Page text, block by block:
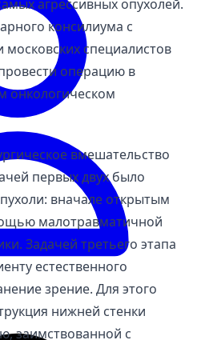
агрессивных опухолей.
консилиума с
московских специалистов
операцию в
онкологическом
вмешательство
первых двух было
вначале открытым
малотравматичной
Задачей третьего этапа
естественного
зрение. Для этого
нижней стенки
заимствованной с